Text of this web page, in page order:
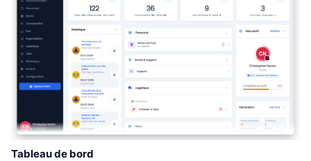
Tableau de bord